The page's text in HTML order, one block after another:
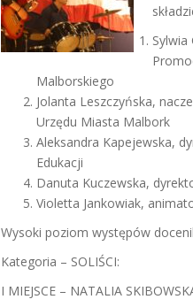
Sylwia
Malborskiego
Jolanta Leszczyńska,
Urzędu Miasta Malbork
Aleksandra Kapejewska,
Edukacji
Danuta Kuczewska,
Violetta Jankowiak,
Wysoki poziom występów
Kategoria – SOLIŚCI:
I MIEJSCE – NATALIA